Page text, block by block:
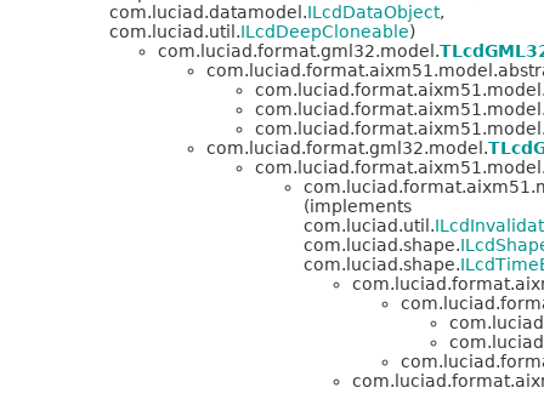
com.luciad.datamodel.ILcdDataObject,
com.luciad.util.ILcdDeepCloneable)
com.luciad.format.gml32.model.
com.luciad.format.gml32.model.
(implements
com.luciad.util.
com.luciad.shape.
com.luciad.shape.